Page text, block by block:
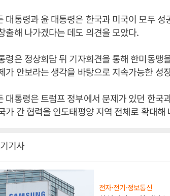
대통령과 윤 대통령은 한국과 미국이 모두
출해 나가겠다는 데도 의견을 모았다.
령은 정상회담 뒤 기자회견을 통해 한미동맹
가 안보라는 생각을 바탕으로 지속가능한 성
대통령은 트럼프 정부에서 문제가 있던 한국
가 간 협력을 인도태평양 지역 전체로 확대
기사
전자·전기·정보통신